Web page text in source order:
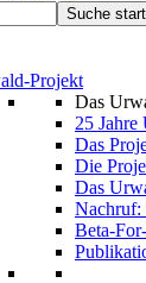
Projekt
Das
25 Jahre
Das
Die
Das
Nachruf:
Beta-